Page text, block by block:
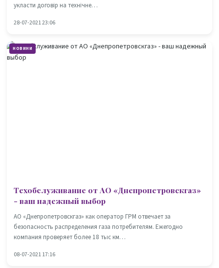
укласти договір на технічне…
28-07-2021 23:06
НОВИНИ
Техобслуживание от АО «Днепропетровскгаз»
- ваш надежный выбор
АО «Днепропетровскгаз» как оператор ГРМ отвечает за
безопасность распределения газа потребителям. Ежегодно
компания проверяет более 18 тыс км…
08-07-2021 17:16